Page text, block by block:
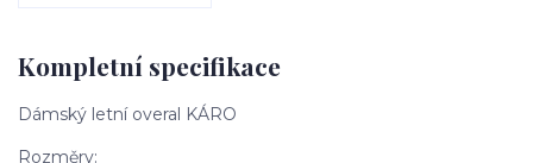
Kompletní specifikace
Dámský letní overal KÁRO
Rozměry: